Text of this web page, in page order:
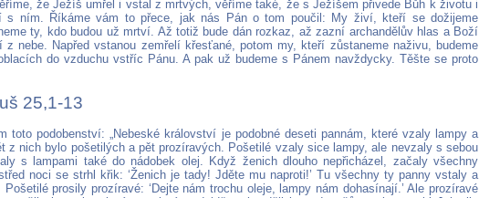
že Ježíš umřel i vstal z mrtvých, věříme také, že s Ježíšem přivede Bůh k životu i
s ním. Říkáme vám to přece, jak nás Pán o tom poučil: My živí, kteří se dožijeme
ty, kdo budou už mrtví. Až totiž bude dán rozkaz, až zazní archandělův hlas a Boží
z nebe. Napřed vstanou zemřelí křesťané, potom my, kteří zůstaneme naživu, budeme
do vzduchu vstříc Pánu. A pak už budeme s Pánem navždycky. Těšte se proto
25,1-13
toto podobenství: „Nebeské království je podobné deseti pannám, které vzaly lampy a
z nich bylo pošetilých a pět prozíravých. Pošetilé vzaly sice lampy, ale nevzaly s sebou
s lampami také do nádobek olej. Když ženich dlouho nepřicházel, začaly všechny
noci se strhl křik: ‘Ženich je tady! Jděte mu naproti!’ Tu všechny ty panny vstaly a
prosily prozíravé: ‘Dejte nám trochu oleje, lampy nám dohasínají.’ Ale prozíravé